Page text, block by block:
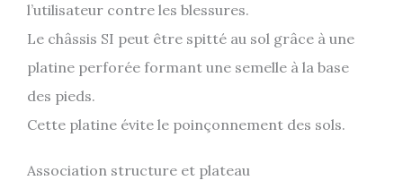
l’utilisateur contre les blessures.
Le châssis SI peut être spitté au sol grâce à une
platine perforée formant une semelle à la base
des pieds.
Cette platine évite le poinçonnement des sols.
Association structure et plateau